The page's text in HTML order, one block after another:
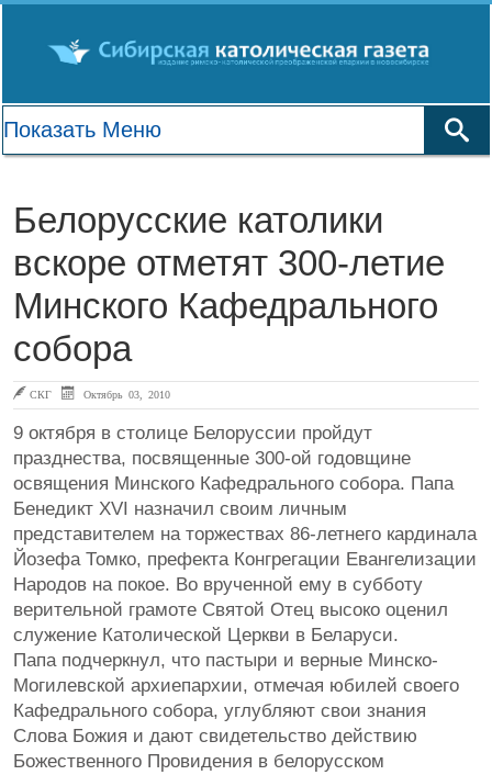
Белорусские католики
вскоре отметят 300-летие
Минского Кафедрального
собора
СКГ Октябрь 03, 2010
9 октября в столице Белоруссии пройдут
празднества, посвященные 300-ой годовщине
освящения Минского Кафедрального собора. Папа
Бенедикт XVI назначил своим личным
представителем на торжествах 86-летнего кардинала
Йозефа Томко, префекта Конгрегации Евангелизации
Народов на покое. Во врученной ему в субботу
верительной грамоте Святой Отец высоко оценил
служение Католической Церкви в Беларуси.
Папа подчеркнул, что пастыри и верные Минско-
Могилевской архиепархии, отмечая юбилей своего
Кафедрального собора, углубляют свои знания
Слова Божия и дают свидетельство действию
Божественного Провидения в белорусском